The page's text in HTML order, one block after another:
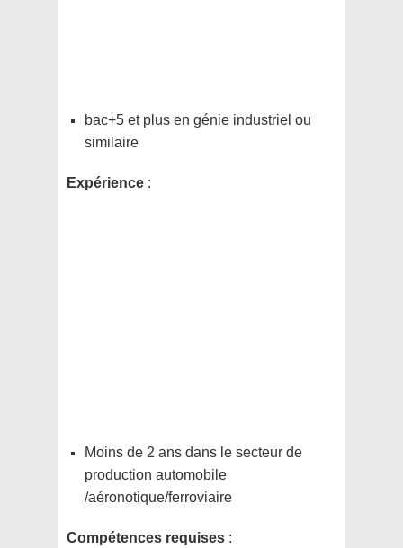
bac+5 et plus en génie industriel ou
similaire
Expérience :
Moins de 2 ans dans le secteur de
production automobile
/aéronotique/ferroviaire
Compétences requises :